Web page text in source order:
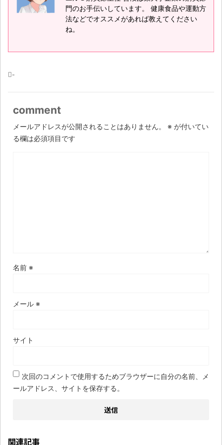
門のお手伝いしています。 健康食品や運動方
法などでオススメがあれば教えてください
ね。
-
comment
メールアドレスが公開されることはありません。 ※ が付いてい
る欄は必須項目です
名前 ※
メール ※
サイト
次回のコメントで使用するためブラウザーに自分の名前、メ
ールアドレス、サイトを保存する。
関連記事